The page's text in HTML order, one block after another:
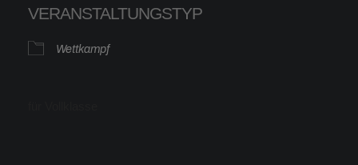
VERANSTALTUNGSTYP
Wettkampf